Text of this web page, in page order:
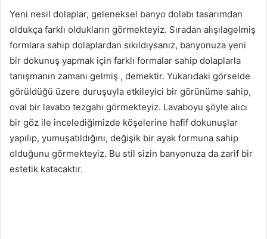
Yeni nesil dolaplar, geleneksel banyo dolabı tasarımdan
oldukça farklı oldukların görmekteyiz. Sıradan alışılagelmiş
formlara sahip dolaplardan sıkıldıysanız, banyonuza yeni
bir dokunuş yapmak için farklı formalar sahip dolaplarla
tanışmanın zamanı gelmiş , demektir. Yukarıdaki görselde
görüldüğü üzere duruşuyla etkileyici bir görünüme sahip,
oval bir lavabo tezgahı görmekteyiz. Lavaboyu şöyle alıcı
bir göz ile incelediğimizde köşelerine hafif dokunuşlar
yapılıp, yumuşatıldığını, değişik bir ayak formuna sahip
olduğunu görmekteyiz. Bu stil sizin banyonuza da zarif bir
estetik katacaktır.